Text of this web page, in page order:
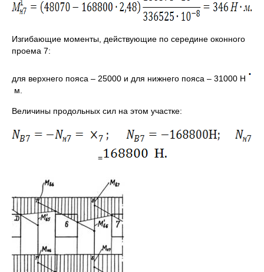
Изгибающие моменты, действующие по середине оконного
проема 7:
для верхнего пояса – 25000 и для нижнего пояса – 31000 Н
м.
Величины продольных сил на этом участке:
=